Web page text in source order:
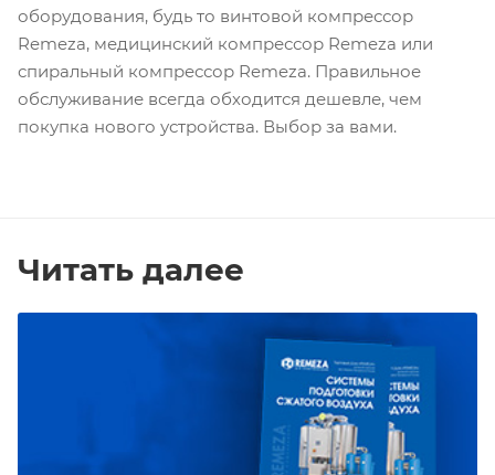
оборудования, будь то винтовой компрессор
Remeza, медицинский компрессор Remeza или
спиральный компрессор Remeza. Правильное
обслуживание всегда обходится дешевле, чем
покупка нового устройства. Выбор за вами.
Читать далее